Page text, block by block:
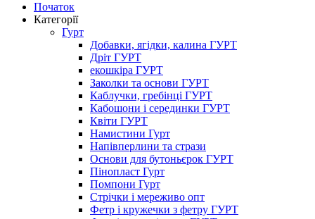
Початок
Категорії
Гурт
Добавки, ягідки, калина ГУРТ
Дріт ГУРТ
екошкіра ГУРТ
Заколки та основи ГУРТ
Каблучки, гребінці ГУРТ
Кабошони і серединки ГУРТ
Квіти ГУРТ
Намистини Гурт
Напівперлини та стрази
Основи для бутоньєрок ГУРТ
Пінопласт Гурт
Помпони Гурт
Стрічки і мереживо опт
Фетр і кружечки з фетру ГУРТ